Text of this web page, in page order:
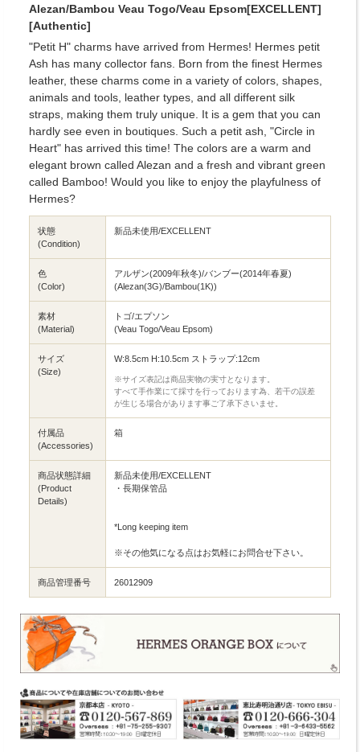
Alezan/Bambou Veau Togo/Veau Epsom[EXCELLENT]
[Authentic]
"Petit H" charms have arrived from Hermes! Hermes petit
Ash has many collector fans. Born from the finest Hermes
leather, these charms come in a variety of colors, shapes,
animals and tools, leather types, and all different silk
straps, making them truly unique. It is a gem that you can
hardly see even in boutiques. Such a petit ash, "Circle in
Heart" has arrived this time! The colors are a warm and
elegant brown called Alezan and a fresh and vibrant green
called Bamboo! Would you like to enjoy the playfulness of
Hermes?
状態
(Condition)
新品未使用/EXCELLENT
色
(Color)
アルザン(2009年秋冬)/バンブー(2014年春夏)
(Alezan(3G)/Bambou(1K))
素材
(Material)
トゴ/エプソン
(Veau Togo/Veau Epsom)
サイズ
(Size)
W:8.5cm H:10.5cm ストラップ:12cm
※サイズ表記は商品実物の実寸となります。
すべて手作業にて採寸を行っております為、若干の誤差
が生じる場合があります事ご了承下さいませ。
付属品
(Accessories)
箱
商品状態詳細
(Product
Details)
新品未使用/EXCELLENT
・長期保管品
*Long keeping item
※その他気になる点はお気軽にお問合せ下さい。
商品管理番号 26012909